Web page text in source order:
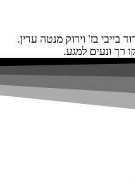
בייבי בז' וירוק מנטה עדין.
רך ונעים למגע.